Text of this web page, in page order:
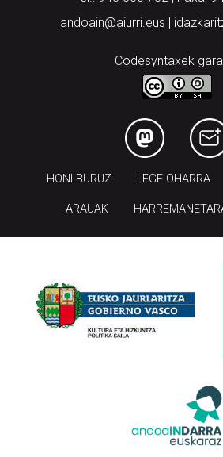
andoain@aiurri.eus |
Codesyntaxek
HONI BURUZ LEGE OHARRA
ARAUAK